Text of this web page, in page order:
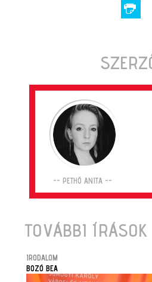
-- PETHŐ ANITA --
TOVÁBBI ÍRÁSOK
IRODALOM
BOZÓ BEA